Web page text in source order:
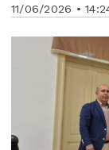
11/06/2026 •